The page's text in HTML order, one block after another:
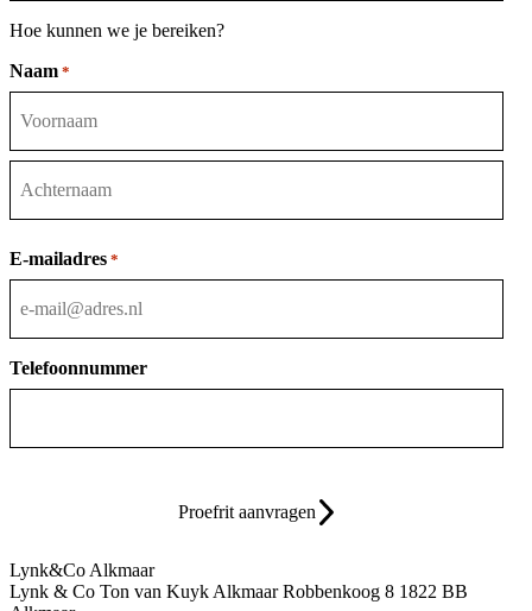
Hoe kunnen we je bereiken?
Naam *
Voornaam
E-mailadres *
Telefoonnummer
Proefrit aanvragen
Lynk&Co Alkmaar
Lynk & Co Ton van Kuyk Alkmaar Robbenkoog 8 1822 BB